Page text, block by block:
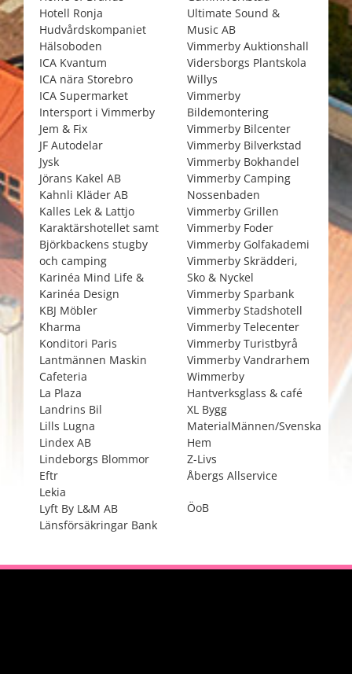
Hotell Ronja
Hudvårdskompaniet
Hälsoboden
ICA Kvantum
ICA nära Storebro
ICA Supermarket
Intersport i Vimmerby
Jem & Fix
JF Autodelar
Jysk
Jörans Kakel AB
Kahnli Kläder AB
Kalles Lek & Lattjo
Karaktärshotellet samt
Björkbackens stugby
och camping
Karinéa Mind Life &
Karinéa Design
KBJ Möbler
Kharma
Konditori Paris
Lantmännen Maskin
Cafeteria
La Plaza
Landrins Bil
Lills Lugna
Lindex AB
Lindeborgs Blommor
Eftr
Lekia
Lyft By L&M AB
Länsförsäkringar Bank
Ultimate Sound &
Music AB
Vimmerby Auktionshall
Vidersborgs Plantskola
Willys
Vimmerby
Bildemontering
Vimmerby Bilcenter
Vimmerby Bilverkstad
Vimmerby Bokhandel
Vimmerby Camping
Nossenbaden
Vimmerby Grillen
Vimmerby Foder
Vimmerby Golfakademi
Vimmerby Skrädderi,
Sko & Nyckel
Vimmerby Sparbank
Vimmerby Stadshotell
Vimmerby Telecenter
Vimmerby Turistbyrå
Vimmerby Vandrarhem
Wimmerby
Hantverksglass & café
XL Bygg
MaterialMännen/Svenska
Hem
Z-Livs
Åbergs Allservice
ÖoB